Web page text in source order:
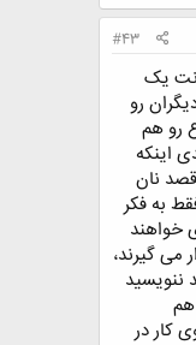
#43
نت یک
رو
رو هم
اینکه
قصد نان
به فکر
خواهند
گیرند،
ننویسید
کار در